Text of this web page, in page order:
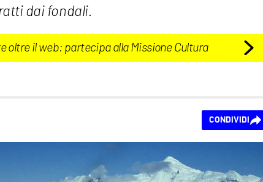
dai fondali.
oltre il web: partecipa alla Missione Cultura
CONDIVIDI